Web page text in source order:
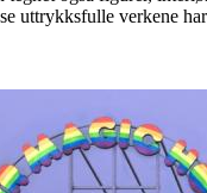
uttrykksfulle verkene